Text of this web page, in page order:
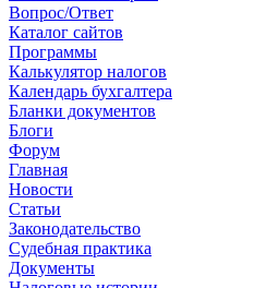
Вопрос/Ответ
Каталог сайтов
Программы
Калькулятор налогов
Календарь бухгалтера
Бланки документов
Блоги
Форум
Главная
Новости
Cтатьи
Законодательство
Судебная практика
Документы